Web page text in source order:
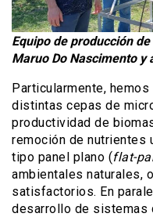
Equipo de producción
Maruo Do Nascimento y
Particularmente,
distintas cepas de
productividad de
remoción de
tipo panel plano (flat-
ambientales naturales,
satisfactorios. En
desarrollo de sistemas